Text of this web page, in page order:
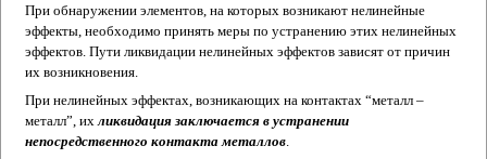
При обнаружении элементов, на которых возникают нелинейные
эффекты, необходимо принять меры по устранению этих нелинейных
эффектов. Пути ликвидации нелинейных эффектов зависят от причин
их возникновения.
При нелинейных эффектах, возникающих на контактах “металл –
металл”, их ликвидация заключается в устранении
непосредственного контакта металлов